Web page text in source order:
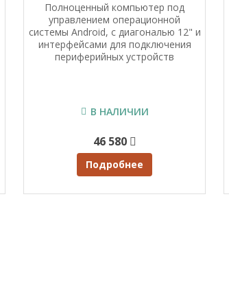
Полноценный компьютер под
управлением операционной
системы Android, с диагональю 12" и
интерфейсами для подключения
периферийных устройств
В НАЛИЧИИ
46 580
Подробнее